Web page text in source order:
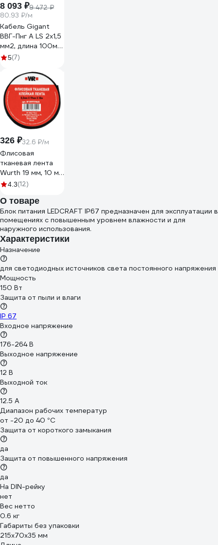
8 093 ₽9 472 ₽
80.93 ₽/м
Кабель Gigant
ВВГ-Пнг А LS 2x1,5
мм2, длина 100м
ГОСТ GCAB-03
5(7)
326 ₽32.6 ₽/м
Флисовая
тканевая лента
Wurth 19 мм, 10 м
5997719615090 1
4.3(12)
О товаре
Блок питания LEDCRAFT IP67 предназначен для эксплуатации в
помещениях с повышенным уровнем влажности и для
наружного использования.
Характеристики
Назначение
для светодиодных источников света постоянного напряжения
Мощность
150 Вт
Защита от пыли и влаги
IP 67
Входное напряжение
176-264 В
Выходное напряжение
12 В
Выходной ток
12.5 А
Диапазон рабочих температур
от -20 до 40 °С
Защита от короткого замыкания
да
Защита от повышенного напряжения
да
На DIN-рейку
нет
Вес нетто
0.6 кг
Габариты без упаковки
215х70х35 мм